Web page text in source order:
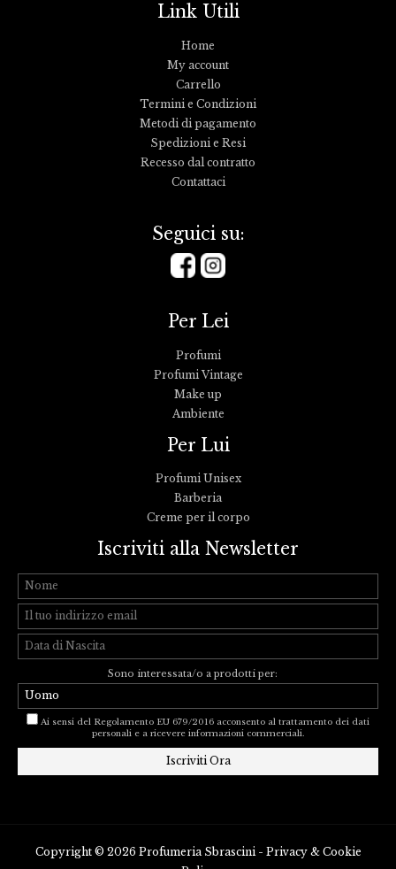
Link Utili
Home
My account
Carrello
Termini e Condizioni
Metodi di pagamento
Spedizioni e Resi
Recesso dal contratto
Contattaci
Seguici su:
Per Lei
Profumi
Profumi Vintage
Make up
Ambiente
Per Lui
Profumi Unisex
Barberia
Creme per il corpo
Iscriviti alla Newsletter
Sono interessata/o a prodotti per:
Ai sensi del Regolamento EU 679/2016 acconsento al trattamento dei dati
personali e a ricevere informazioni commerciali.
Copyright © 2026 Profumeria Sbrascini - Privacy& Cookie